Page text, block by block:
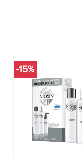
-15%